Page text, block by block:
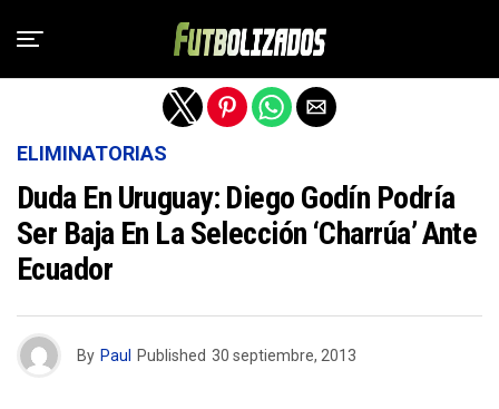
ELIMINATORIAS
Duda En Uruguay: Diego Godín Podría
Ser Baja En La Selección ‘Charrúa’ Ante
Ecuador
By Paul Published 30 septiembre, 2013
Salir de la versión móvil